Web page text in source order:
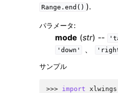
Range.end() ).
パラメータ:
mode (str) --
'down' 、
サンプル
>>> import xlwings